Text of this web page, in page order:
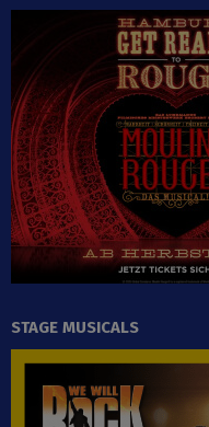
STAGE MUSICALS